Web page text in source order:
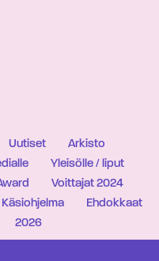
Uutiset
Arkisto
Yleisölle / liput
Voittajat 2024
Käsiohjelma
Ehdokkaat
2026